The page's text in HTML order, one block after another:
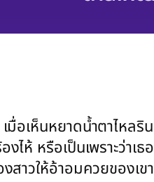
เห็นหยาดน้ำตาไหลริ
หรือเป็นเพราะว่าเ
าวให้อ้าอมควยของเข